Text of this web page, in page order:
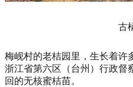
古
梅岘村的老桔园里，生长着许
浙江省第六区（台州）行政督
回的无核蜜桔苗。